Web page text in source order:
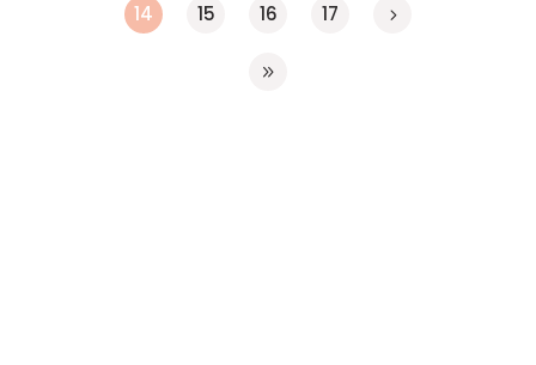
14 15 16 17